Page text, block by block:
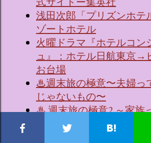
浅田次郎「プリズンホテ
ゾートホテル
火曜ドラマ『ホテルコン
ュ』：ホテル日航東京→
お台場
♨週末旅の極意〜夫婦っ
じゃないもの〜
♨ 週末旅の極意2 ～家族
て遠いもの～（シーズン